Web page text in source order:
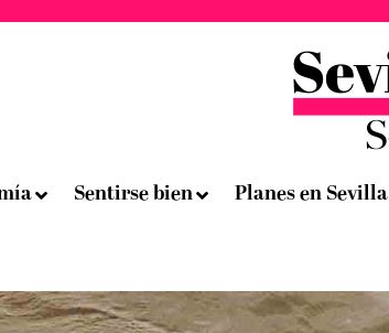
Sentirse bien Planes en Sevilla